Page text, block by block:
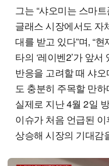
그는 “샤오미는 스마
글래스 시장에서도 자
대를 받고 있다”며, “
타의 ‘레이벤2’가 앞
반응을 고려할 때 샤
도 충분히 주목할 만하
실제로 지난 4월 2일
이슈가 처음 언급된
상승해 시장의 기대감